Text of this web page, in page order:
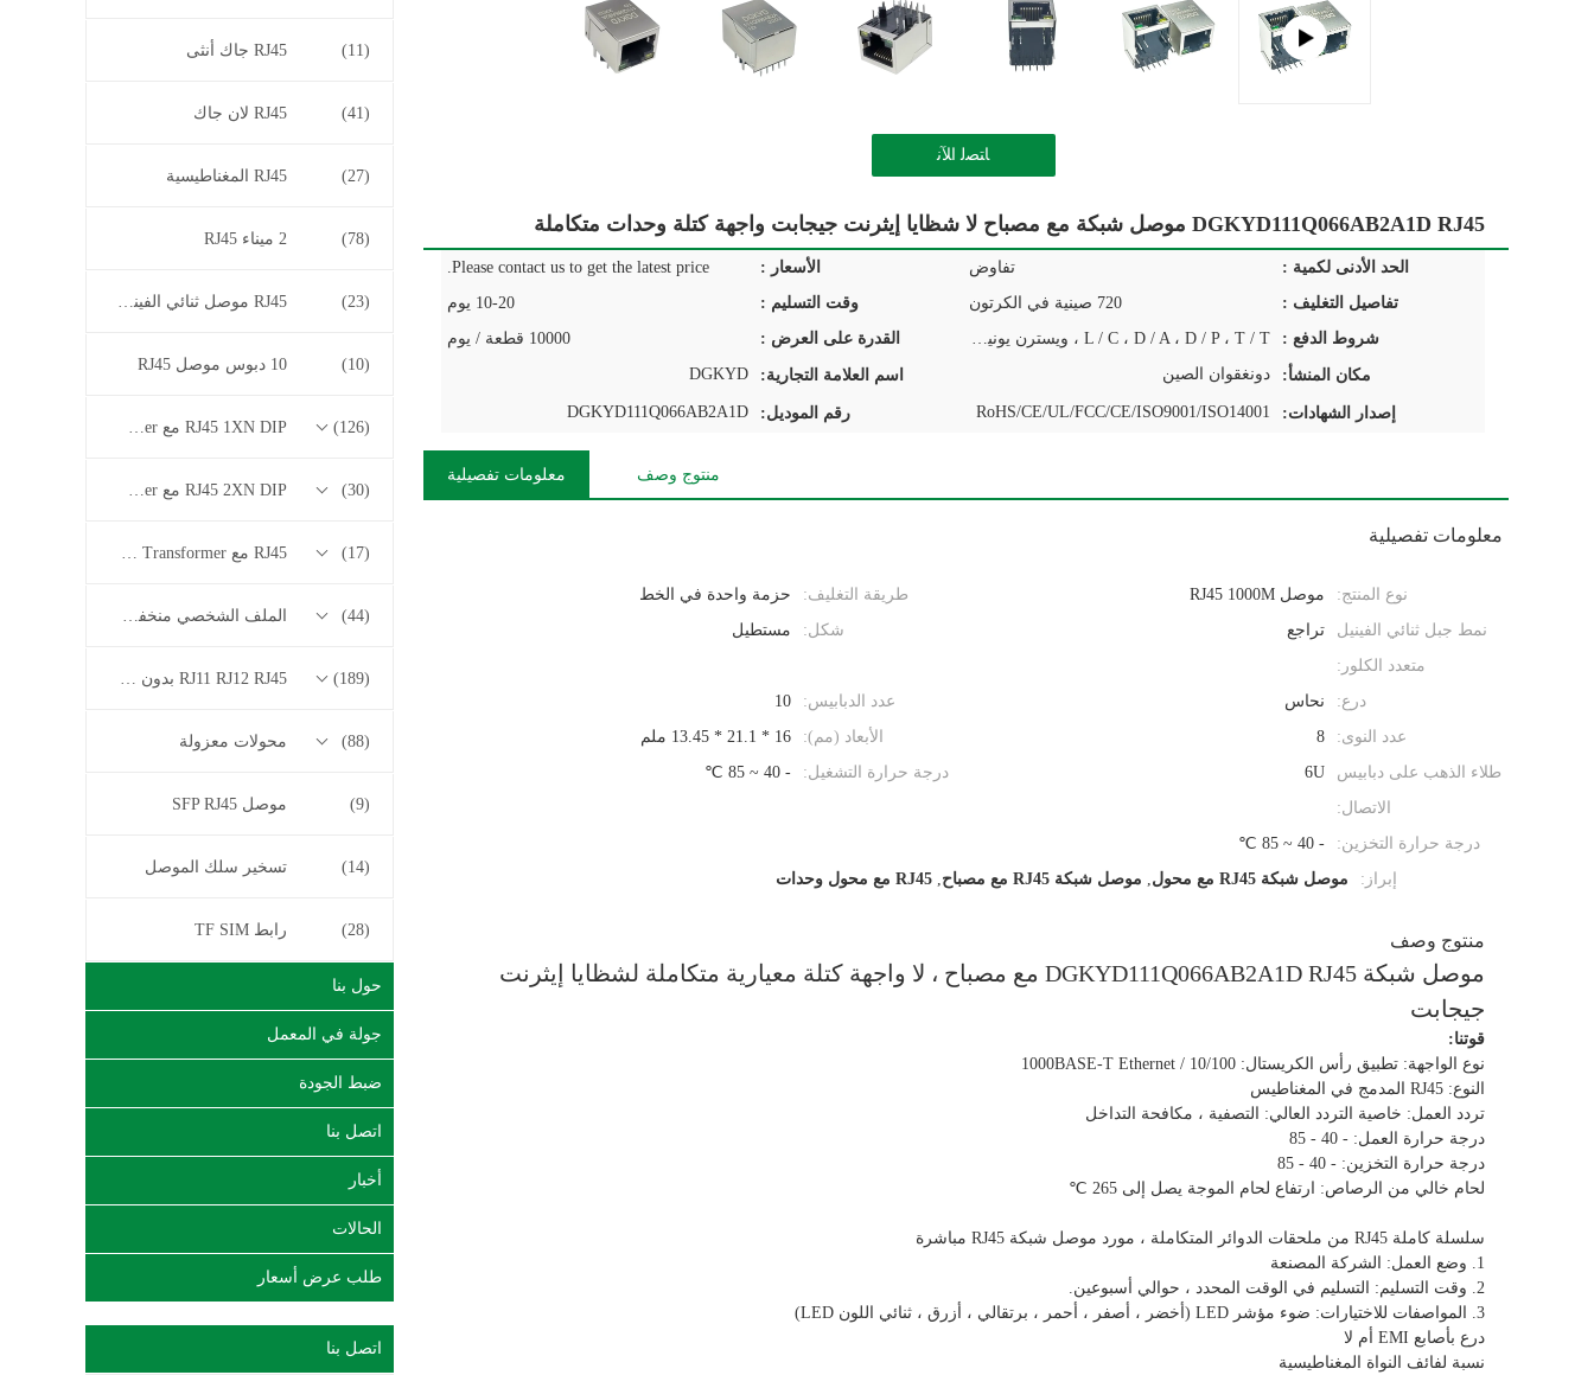
RJ45 جاك أنثى (11)
RJ45 لان جاك (41)
RJ45 المغناطيسية (27)
2 ميناء RJ45 (78)
RJ45 موصل ثنائي الفينيل متعدد الكلور (23)
10 دبوس موصل RJ45 (10)
RJ45 1XN DIP مع 10/100/1000M Base-T Series Transformer (126)
RJ45 2XN DIP مع 10/100/1000M Base-T Series Transformer (30)
RJ45 مع 2.5G / 5G / 10G Base-T Series Transformer (17)
الملف الشخصي منخفض RJ45 (44)
RJ11 RJ12 RJ45 بدون سلسلة المحولات (189)
محولات معزولة (88)
موصل SFP RJ45 (9)
تسخير سلك الموصل (14)
رابط TF SIM (28)
حول بنا
جولة في المعمل
ضبط الجودة
اتصل بنا
أخبار
الحالات
طلب عرض أسعار
اتصل بنا
ﺎﺘﺼﻟ ﺍﻶﻧ
DGKYD111Q066AB2A1D RJ45 موصل شبكة مع مصباح لا شظايا إيثرنت جيجابت واجهة كتلة وحدات متكاملة
الحد الأدنى لكمية : تفاوض الأسعار :
Please contact us to get the latest price.
تفاصيل التغليف :
720 صينية في الكرتون وقت التسليم :
10-20 يوم
شروط الدفع :
L / C ، D / A ، D / P ، T / T ، ويسترن يونيون ، موني جرام القدرة على العرض : 10000 قطعة / يوم
مكان المنشأ: دونغقوان الصين اسم العلامة التجارية: DGKYD
إصدار الشهادات: RoHS/CE/UL/FCC/CE/ISO9001/ISO14001 رقم الموديل: DGKYD111Q066AB2A1D
معلومات تفصيلية منتوج وصف
معلومات تفصيلية
نوع المنتج: موصل RJ45 1000M طريقة التغليف:
حزمة واحدة في الخط
نمط جبل ثنائي الفينيل
متعدد الكلور:
تراجع شكل: مستطيل
درع: نحاس عدد الدبابيس:
10
عدد النوى:
8 الأبعاد (مم):
16 * 21.1 * 13.45 ملم
طلاء الذهب على دبابيس
الاتصال:
6U درجة حرارة التشغيل: - 40 ~ 85 ℃
درجة حرارة التخزين:
- 40 ~ 85 ℃
إبراز:
موصل شبكة RJ45 مع محول , موصل شبكة RJ45 مع مصباح , RJ45 مع محول وحدات
منتوج وصف
موصل شبكة DGKYD111Q066AB2A1D RJ45 مع مصباح ، لا واجهة كتلة معيارية متكاملة لشظايا إيثرنت
جيجابت
قوتنا:
نوع الواجهة: تطبيق رأس الكريستال: 10/100 / 1000BASE-T Ethernet
النوع: RJ45 المدمج في المغناطيس
تردد العمل: خاصية التردد العالي: التصفية ، مكافحة التداخل
درجة حرارة العمل: - 40 - 85
درجة حرارة التخزين: - 40 - 85
لحام خالي من الرصاص: ارتفاع لحام الموجة يصل إلى 265 ℃
سلسلة كاملة RJ45 من ملحقات الدوائر المتكاملة ، مورد موصل شبكة RJ45 مباشرة
1. وضع العمل: الشركة المصنعة
2. وقت التسليم: التسليم في الوقت المحدد ، حوالي أسبوعين.
3. المواصفات للاختيارات: ضوء مؤشر LED (أخضر ، أصفر ، أحمر ، برتقالي ، أزرق ، ثنائي اللون LED)
درع بأصابع EMI أم لا
نسبة لفائف النواة المغناطيسية